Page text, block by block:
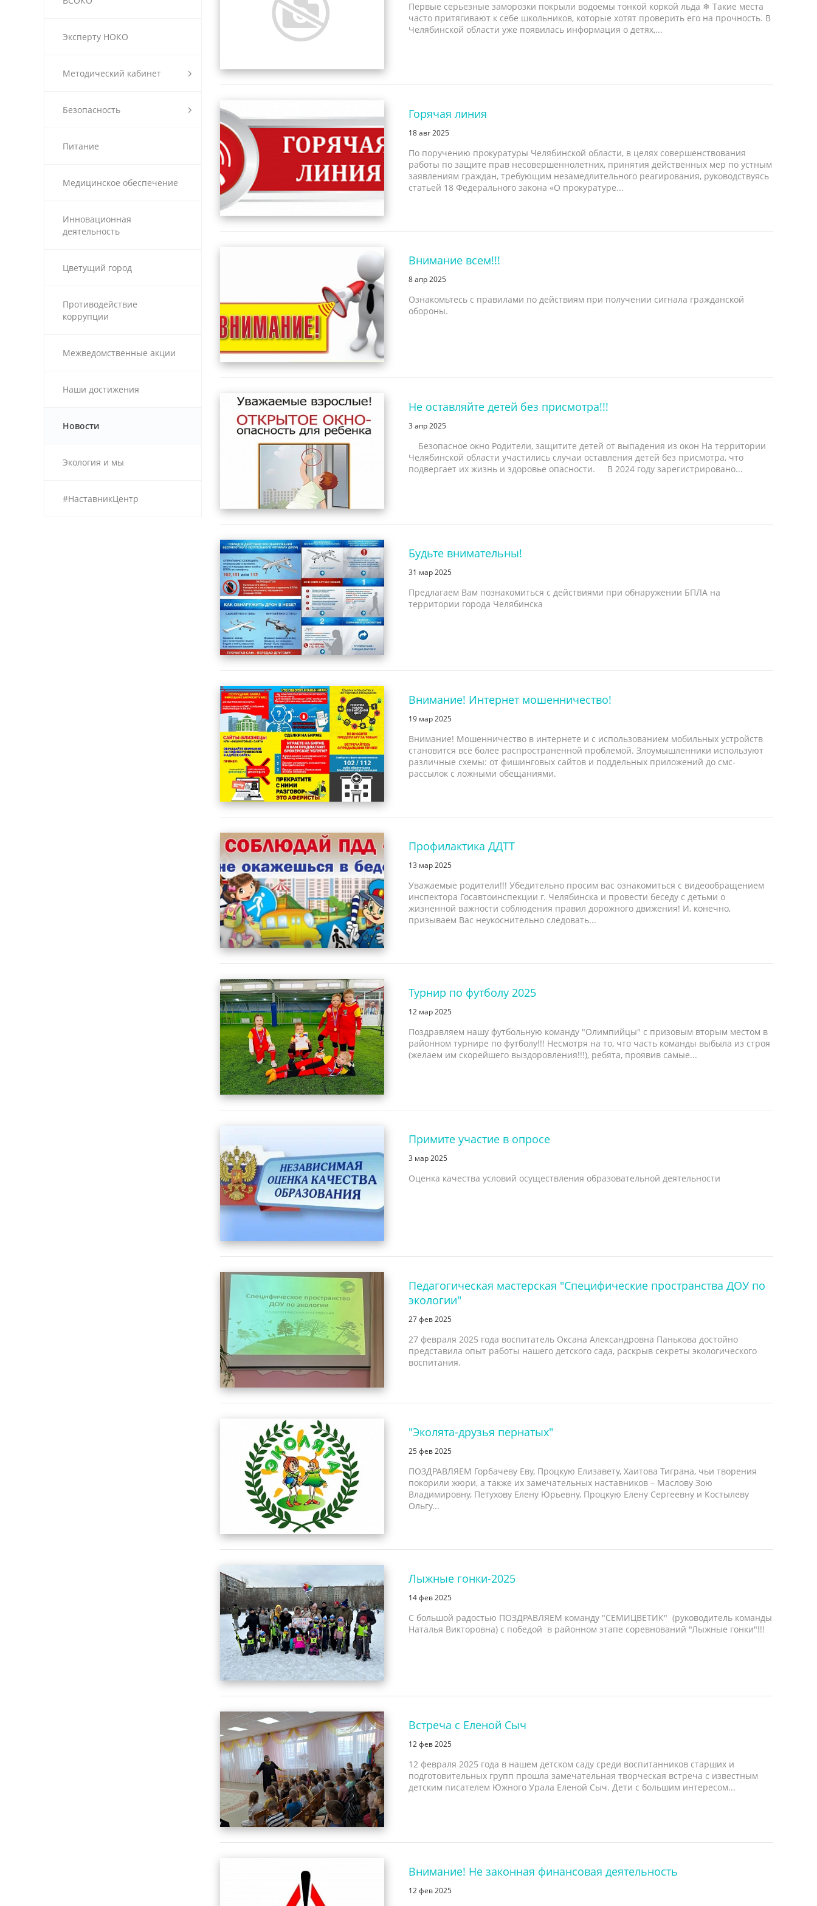
Эксперту НОКО
Методический кабинет
Безопасность
Питание
Медицинское обеспечение
Инновационная
деятельность
Цветущий город
Противодействие
коррупции
Межведомственные акции
Наши достижения
Новости
Экология и мы
#НаставникЦентр
Первые серьезные заморозки покрыли водоемы тонкой коркой льда ❄ Такие места
часто притягивают к себе школьников, которые хотят проверить его на прочность. В
Челябинской области уже появилась информация о детях,...
Горячая линия
18 авг 2025
По поручению прокуратуры Челябинской области, в целях совершенствования
работы по защите прав несовершеннолетних, принятия действенных мер по устным
заявлениям граждан, требующим незамедлительного реагирования, руководствуясь
статьей 18 Федерального закона «О прокуратуре...
Внимание всем!!!
8 апр 2025
Ознакомьтесь с правилами по действиям при получении сигнала гражданской
обороны.
Не оставляйте детей без присмотра!!!
3 апр 2025
Безопасное окно Родители, защитите детей от выпадения из окон На территории
Челябинской области участились случаи оставления детей без присмотра, что
подвергает их жизнь и здоровье опасности. В 2024 году зарегистрировано...
Будьте внимательны!
31 мар 2025
Предлагаем Вам познакомиться с действиями при обнаружении БПЛА на
территории города Челябинска
Внимание! Интернет мошенничество!
19 мар 2025
Внимание! Мошенничество в интернете и с использованием мобильных устройств
становится всё более распространенной проблемой. Злоумышленники используют
различные схемы: от фишинговых сайтов и поддельных приложений до смс-
рассылок с ложными обещаниями.
Профилактика ДДТТ
13 мар 2025
Уважаемые родители!!! Убедительно просим вас ознакомиться с видеообращением
инспектора Госавтоинспекции г. Челябинска и провести беседу с детьми о
жизненной важности соблюдения правил дорожного движения! И, конечно,
призываем Вас неукоснительно следовать...
Турнир по футболу 2025
12 мар 2025
Поздравляем нашу футбольную команду "Олимпийцы" с призовым вторым местом в
районном турнире по футболу!!! Несмотря на то, что часть команды выбыла из строя
(желаем им скорейшего выздоровления!!!), ребята, проявив самые...
Примите участие в опросе
3 мар 2025
Оценка качества условий осуществления образовательной деятельности
Педагогическая мастерская "Специфические пространства ДОУ по
экологии"
27 фев 2025
27 февраля 2025 года воспитатель Оксана Александровна Панькова достойно
представила опыт работы нашего детского сада, раскрыв секреты экологического
воспитания.
"Эколята-друзья пернатых"
25 фев 2025
ПОЗДРАВЛЯЕМ Горбачеву Еву, Процкую Елизавету, Хаитова Тиграна, чьи творения
покорили жюри, а также их замечательных наставников – Маслову Зою
Владимировну, Петухову Елену Юрьевну, Процкую Елену Сергеевну и Костылеву
Ольгу...
Лыжные гонки-2025
14 фев 2025
С большой радостью ПОЗДРАВЛЯЕМ команду "СЕМИЦВЕТИК" (руководитель команды
Наталья Викторовна) с победой в районном этапе соревнований "Лыжные гонки"!!!
Встреча с Еленой Сыч
12 фев 2025
12 февраля 2025 года в нашем детском саду среди воспитанников старших и
подготовительных групп прошла замечательная творческая встреча с известным
детским писателем Южного Урала Еленой Сыч. Дети с большим интересом...
Внимание! Не законная финансовая деятельность
12 фев 2025